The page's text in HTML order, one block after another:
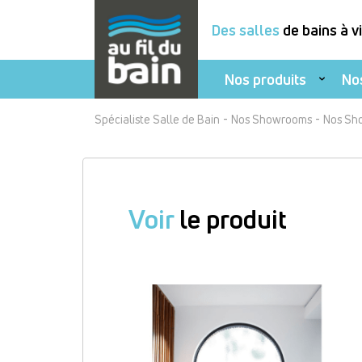
Des salles de bains à
Nos produits
Spécialiste Salle de Bain - Nos Showrooms - Nos
Voirle produit